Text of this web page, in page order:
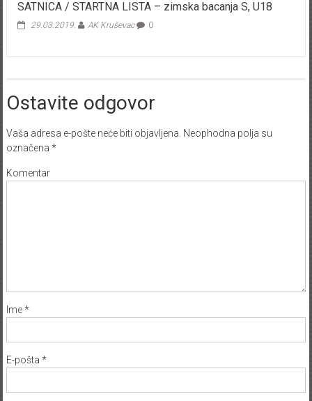
SATNICA / STARTNA LISTA – zimska bacanja S, U18
29.03.2019. AK Kruševac 0
Ostavite odgovor
Vaša adresa e-pošte neće biti objavljena. Neophodna polja su
označena *
Komentar
Ime*
E-pošta *